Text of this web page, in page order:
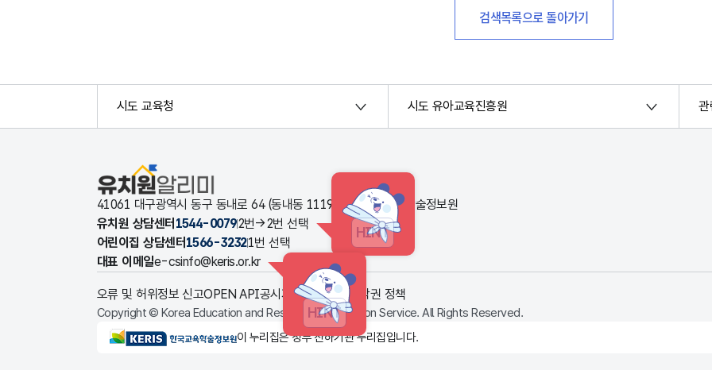
검색목록으로 돌아가기
시도 교육청 시도 유아교육진흥원
유치원알리미
41061 대구광역시 동구 동내로 64 (동내동 1119번지) 한국교육학술정보원
유치원 상담센터 1544-00792번→2번 선택
HINT
어린이집 상담센터 1566-32321번 선택
대표 이메일e-csinfo@keris.or.kr
HINT
오류 및 허위정보 신고OPEN API공시자료 다운로드저작권 정책
Copyright © Korea Education and Research Information Service. All Rights Reserved.
KERIS한국교육학술정보원이 누리집은 정부 산하기관 누리집입니다.